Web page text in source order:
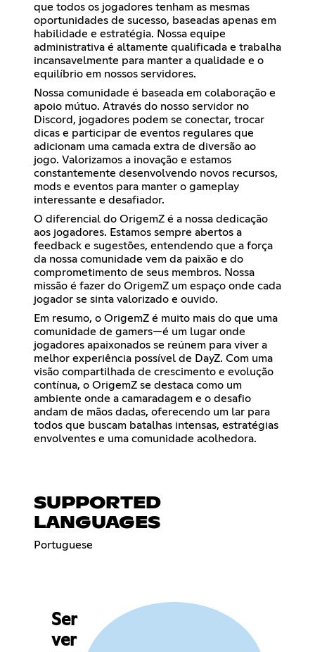
que todos os jogadores tenham as mesmas
oportunidades de sucesso, baseadas apenas em
habilidade e estratégia. Nossa equipe
administrativa é altamente qualificada e trabalha
incansavelmente para manter a qualidade e o
equilíbrio em nossos servidores.
Nossa comunidade é baseada em colaboração e
apoio mútuo. Através do nosso servidor no
Discord, jogadores podem se conectar, trocar
dicas e participar de eventos regulares que
adicionam uma camada extra de diversão ao
jogo. Valorizamos a inovação e estamos
constantemente desenvolvendo novos recursos,
mods e eventos para manter o gameplay
interessante e desafiador.
O diferencial do OrigemZ é a nossa dedicação
aos jogadores. Estamos sempre abertos a
feedback e sugestões, entendendo que a força
da nossa comunidade vem da paixão e do
comprometimento de seus membros. Nossa
missão é fazer do OrigemZ um espaço onde cada
jogador se sinta valorizado e ouvido.
Em resumo, o OrigemZ é muito mais do que uma
comunidade de gamers—é um lugar onde
jogadores apaixonados se reúnem para viver a
melhor experiência possível de DayZ. Com uma
visão compartilhada de crescimento e evolução
contínua, o OrigemZ se destaca como um
ambiente onde a camaradagem e o desafio
andam de mãos dadas, oferecendo um lar para
todos que buscam batalhas intensas, estratégias
envolventes e uma comunidade acolhedora.
SUPPORTED
LANGUAGES
Portuguese
Ser
ver